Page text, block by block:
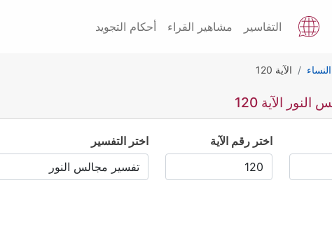
التفاسير مشاهير القراء أحكام التجويد
النساء الآية 120
الآية 120
اختر رقم الآية اختر التفسير